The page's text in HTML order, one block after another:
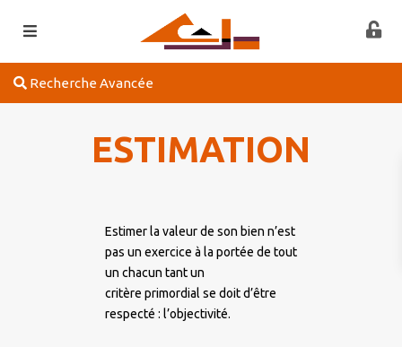
Recherche Avancée
ESTIMATION
Estimer la valeur de son bien n’est
pas un exercice à la portée de tout
un chacun tant un
critère primordial se doit d’être
respecté : l’objectivité.